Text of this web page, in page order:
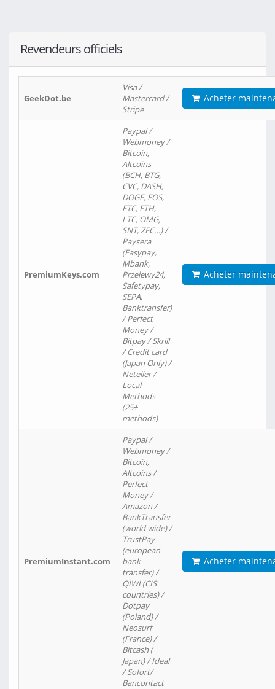
Revendeurs officiels
GeekDot.be
Visa /
Mastercard /
Stripe
Acheter
PremiumKeys.com
Paypal /
Webmoney /
Bitcoin,
Altcoins
(BCH, BTG,
CVC, DASH,
DOGE, EOS,
ETC, ETH,
LTC, OMG,
SNT, ZEC…) /
Paysera
(Easypay,
Mbank,
Przelewy24,
Safetypay,
SEPA,
Banktransfer)
/ Perfect
Money /
Bitpay / Skrill
/ Credit card
(Japan Only) /
Neteller /
Local
Methods
(25+
methods)
Acheter
PremiumInstant.com
Paypal /
Webmoney /
Bitcoin,
Altcoins /
Perfect
Money /
Amazon /
BankTransfer
(world wide) /
TrustPay
(european
bank
transfer) /
QIWI (CIS
countries) /
Dotpay
(Poland) /
Neosurf
(France) /
Bitcash (
Japan) / Ideal
/ Sofort/
Bancontact
Acheter